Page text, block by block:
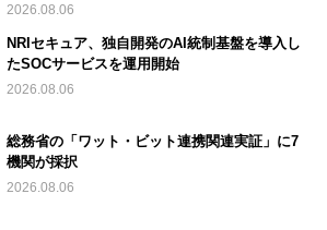
2026.08.06
NRIセキュア、独自開発のAI統制基盤を導入し
たSOCサービスを運用開始
2026.08.06
総務省の「ワット・ビット連携関連実証」に7
機関が採択
2026.08.06